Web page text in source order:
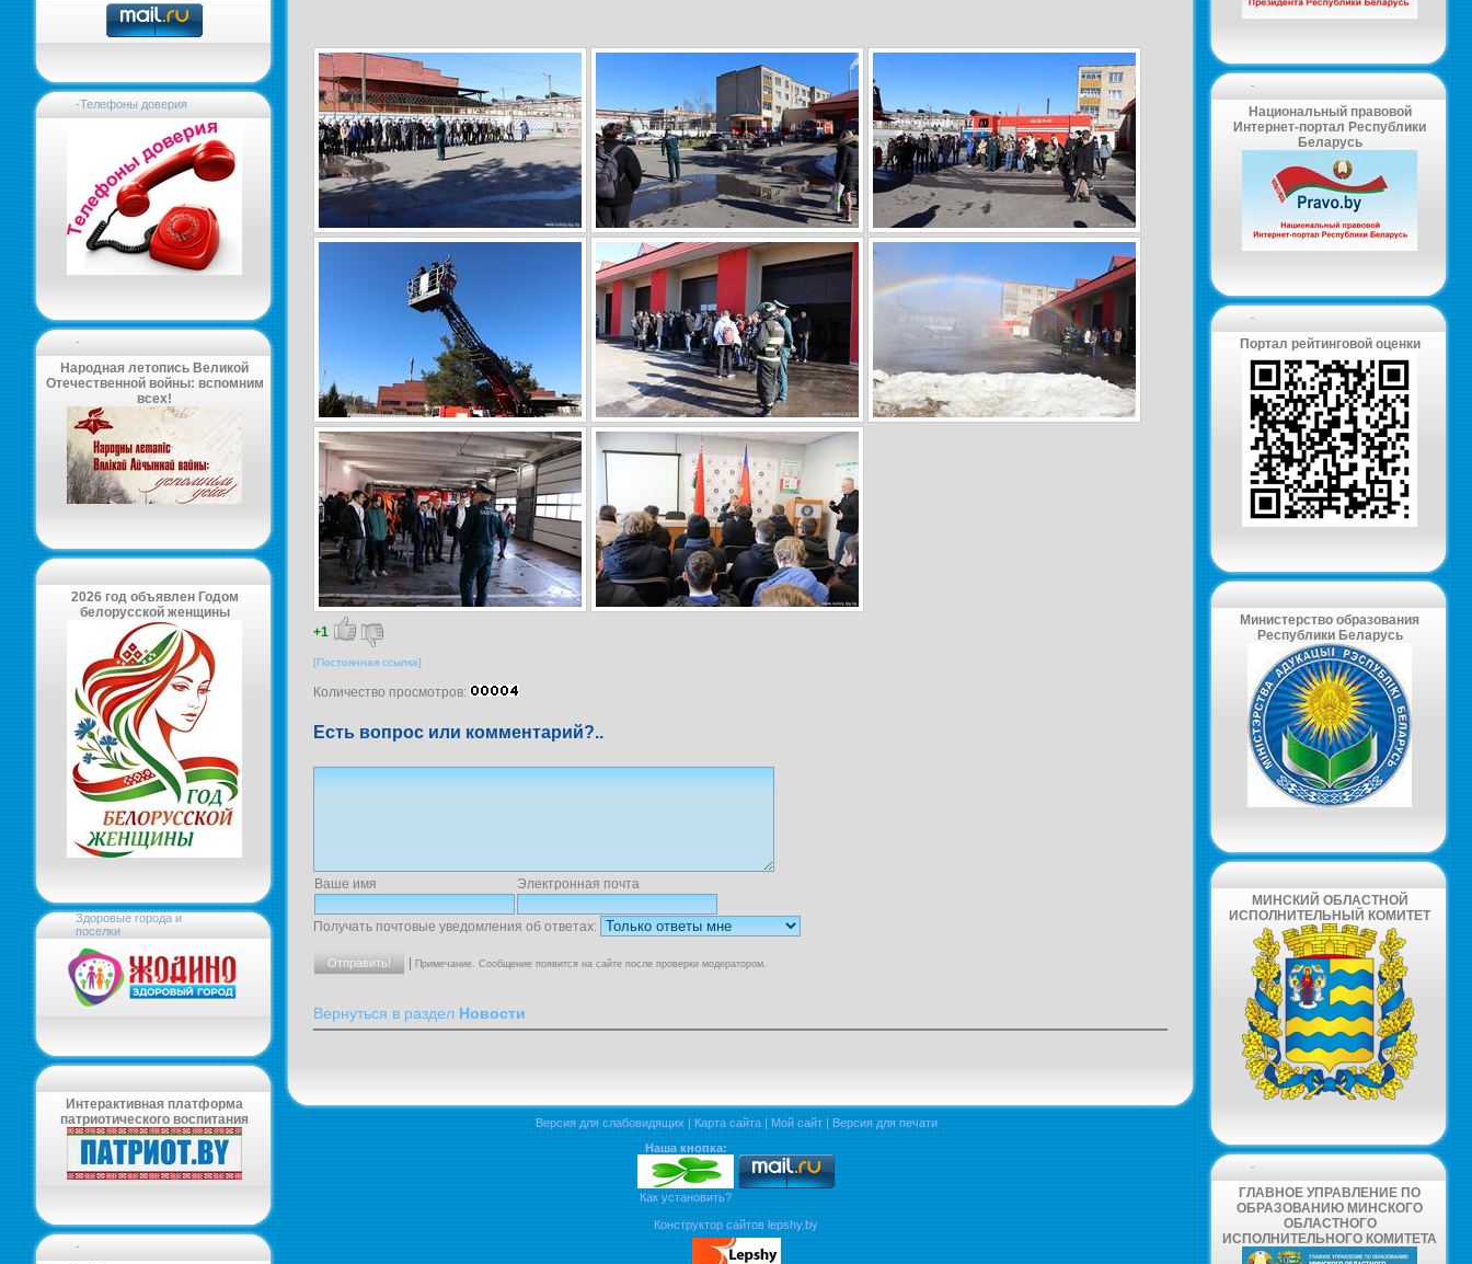
-Телефоны доверия
-
Народная летопись Великой
Отечественной войны: вспомним
всех!
2026 год объявлен Годом
белорусской женщины
Здоровые города и
поселки
Интерактивная платформа
патриотического воспитания
-
+1
[Постоянная ссылка]
Количество просмотров:
Есть вопрос или комментарий?..
Ваше имя Электронная почта
Получать почтовые уведомления об ответах:
| Примечание. Сообщение появится на сайте после проверки модератором.
Вернуться в раздел Новости
Версия для слабовидящих | Карта сайта | Мой сайт | Версия для печати
Наша кнопка:
Как установить?
Конструктор сайтов lepshy.by
-
Национальный правовой
Интернет-портал Республики
Беларусь
-
Портал рейтинговой оценки
Министерство образования
Республики Беларусь
МИНСКИЙ ОБЛАСТНОЙ
ИСПОЛНИТЕЛЬНЫЙ КОМИТЕТ
-
ГЛАВНОЕ УПРАВЛЕНИЕ ПО
ОБРАЗОВАНИЮ МИНСКОГО
ОБЛАСТНОГО
ИСПОЛНИТЕЛЬНОГО КОМИТЕТА